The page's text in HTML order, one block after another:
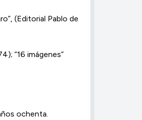
(Editorial Pablo de
“16 imágenes”
ochenta.